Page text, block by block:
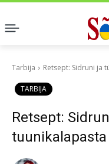
Tarbija Retsept: Sidruni ja
TARBIJA
Retsept:
tuunikalapasta